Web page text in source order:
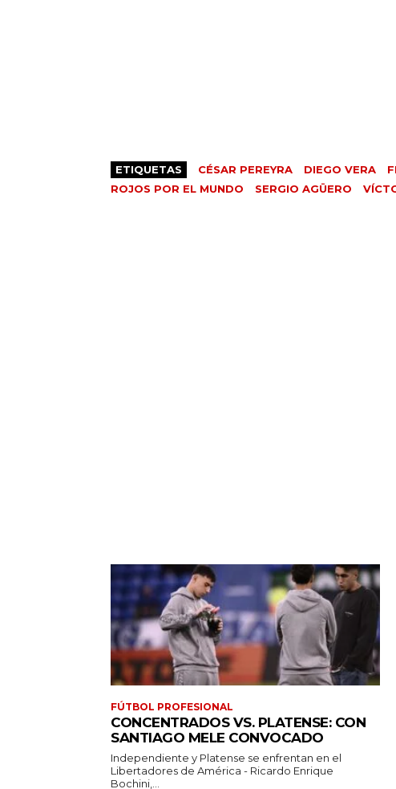
ETIQUETAS CÉSAR PEREYRA DIEGO VERA
ROJOS POR EL MUNDO
SERGIO AGÜERO
FÚTBOL PROFESIONAL
CONCENTRADOS VS. PLATENSE: CON
SANTIAGO MELE CONVOCADO
Independiente y Platense se enfrentan en el
Libertadores de América - Ricardo Enrique
Bochini,...